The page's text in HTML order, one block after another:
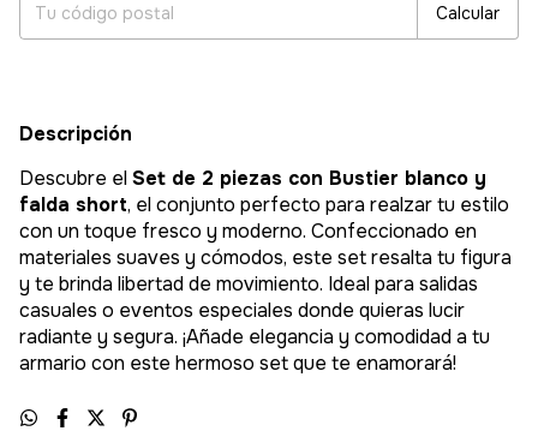
Calcular
Descripción
Descubre elSet de 2 piezas con Bustier blanco y
falda short, el conjunto perfecto para realzar tu estilo
con un toque fresco y moderno. Confeccionado en
materiales suaves y cómodos, este set resalta tu figura
y te brinda libertad de movimiento. Ideal para salidas
casuales o eventos especiales donde quieras lucir
radiante y segura. ¡Añade elegancia y comodidad a tu
armario con este hermoso set que te enamorará!